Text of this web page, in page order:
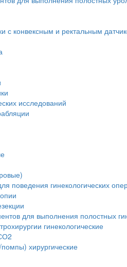
с конвексным и ректальным
исследований
поведения гинекологических
для выполнения полостных
гинекологические
хирургические